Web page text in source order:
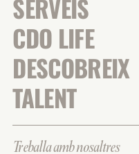
SERVEIS
CDO LIFE
DESCOBREIX
TALENT
Treballa amb nosaltres